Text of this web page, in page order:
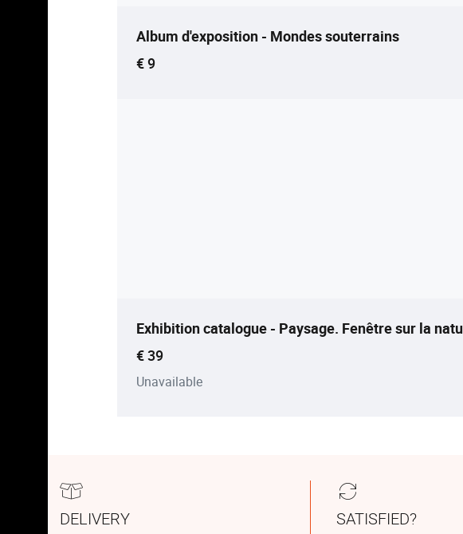
Album d'exposition - Mondes souterrains
Current price
€ 9
Exhibition catalogue - Paysage. Fenêtre sur la
Current price
€ 39
Unavailable
DELIVERY SATISFIED?